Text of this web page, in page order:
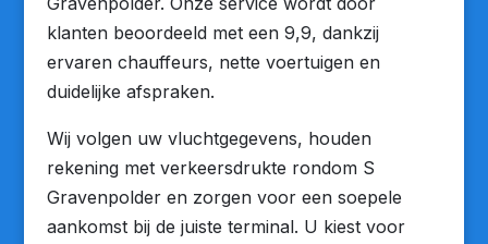
klanten beoordeeld met een 9,9, dankzij
ervaren chauffeurs, nette voertuigen en
duidelijke afspraken.
Wij volgen uw vluchtgegevens, houden
rekening met verkeersdrukte rondom S
Gravenpolder en zorgen voor een soepele
aankomst bij de juiste terminal. U kiest voor